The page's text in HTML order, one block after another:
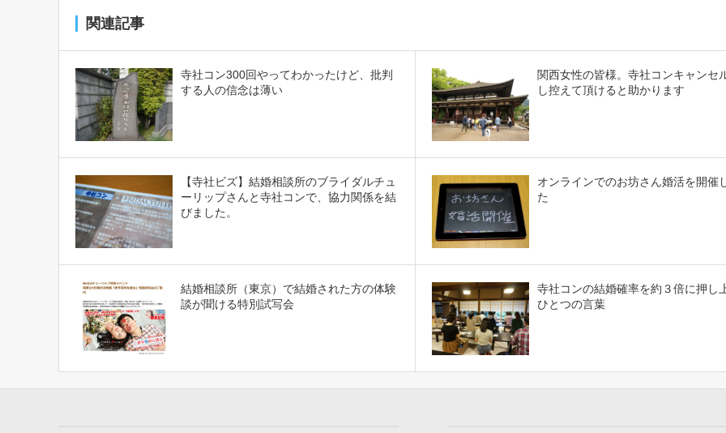
関連記事
寺社コン300回やってわかったけど、批判
する人の信念は薄い
関西女性の皆様。寺社コンキャンセ
し控えて頂けると助かります
【寺社ビズ】結婚相談所のブライダルチュ
ーリップさんと寺社コンで、協力関係を結
びました。
オンラインでのお坊さん婚活を開催
た
結婚相談所（東京）で結婚された方の体験
談が聞ける特別試写会
寺社コンの結婚確率を約３倍に押し
ひとつの言葉